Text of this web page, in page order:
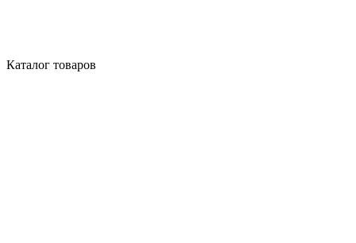
Каталог товаров